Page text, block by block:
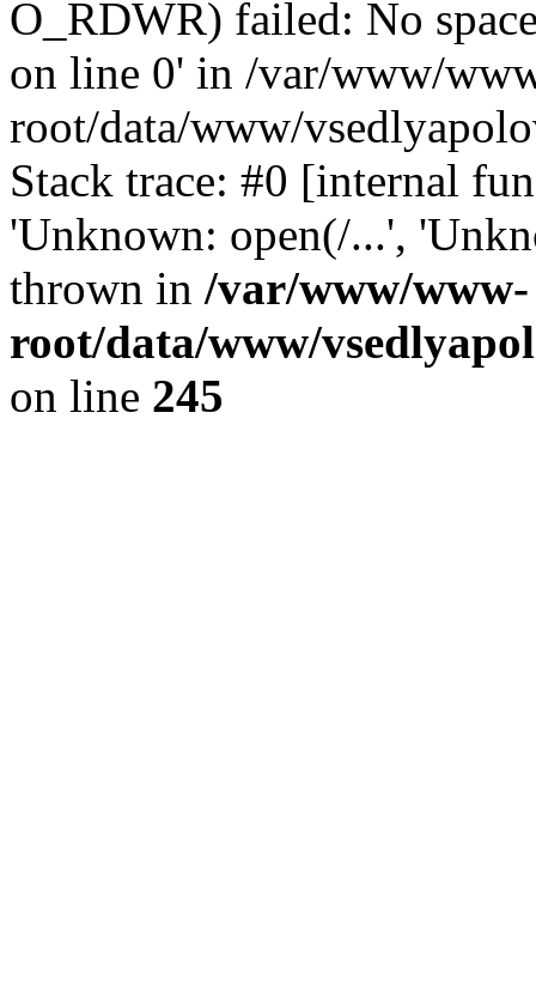
O_RDWR) failed: No
on line 0' in /var/www/
root/data/www/
Stack trace: #0 [internal
'Unknown: open(/...',
thrown in /var/www/www-
root/data/www/
on line 245